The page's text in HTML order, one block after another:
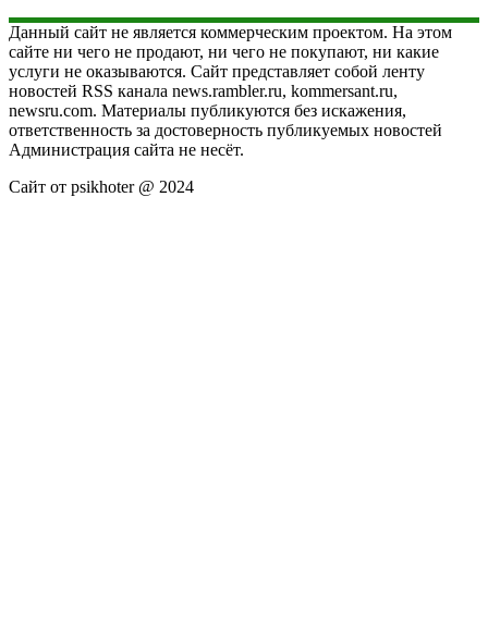
Данный сайт не является коммерческим проектом. На этом
сайте ни чего не продают, ни чего не покупают, ни какие
услуги не оказываются. Сайт представляет собой ленту
новостей RSS канала news.rambler.ru, kommersant.ru,
newsru.com. Материалы публикуются без искажения,
ответственность за достоверность публикуемых новостей
Администрация сайта не несёт.
Сайт от psikhoter @ 2024